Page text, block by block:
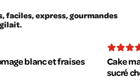
faciles, express, gourmandes
blanc et fraises
Cake
sucré